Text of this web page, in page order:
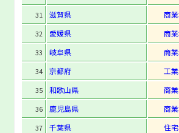
31 滋賀県 商
32 愛媛県 商
33 岐阜県 商
34 京都府 工
35 和歌山県 商
36 鹿児島県 商
37 千葉県 住